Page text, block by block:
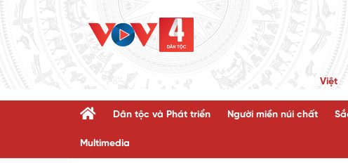
Việt
Dân tộc và Phát triển Người miền núi chất
Multimedia